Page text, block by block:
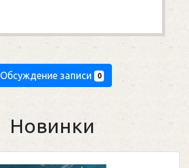
Обсуждение записи 0
Новинки